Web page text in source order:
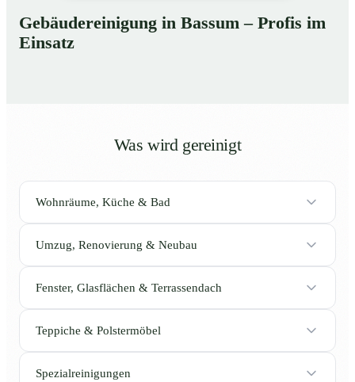
Gebäudereinigung in Bassum – Profis im
Einsatz
Was wird gereinigt
Wohnräume, Küche & Bad
Umzug, Renovierung & Neubau
Fenster, Glasflächen & Terrassendach
Teppiche & Polstermöbel
Spezialreinigungen